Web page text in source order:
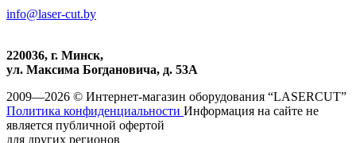
info@laser-cut.by
220036, г. Минск,
ул. Максима Богдановича, д. 53А
2009—2026 © Интернет-магазин оборудования “LASERCUT”
Политика конфиденциальности Информация на сайте не
является публичной офертой
для других регионов